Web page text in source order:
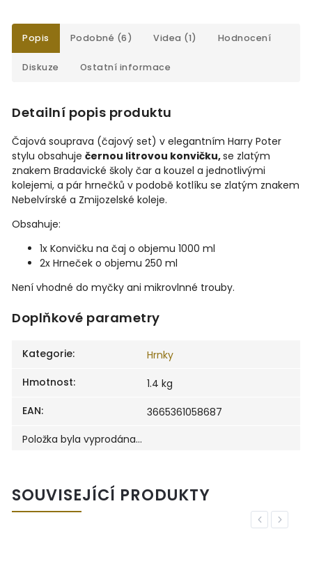
Popis Podobné (6) Videa (1) Hodnocení
Diskuze Ostatní informace
Detailní popis produktu
Čajová souprava (čajový set) v elegantním Harry Poter
stylu obsahuje černou litrovou konvičku,se zlatým
znakem Bradavické školy čar a kouzel a jednotlivými
kolejemi, a pár hrnečků v podobě kotlíku se zlatým znakem
Nebelvírské a Zmijozelské koleje.
Obsahuje:
1x Konvičku na čaj o objemu 1000 ml
2x Hrneček o objemu 250 ml
Není vhodné do myčky ani mikrovlnné trouby.
Doplňkové parametry
Kategorie:
Hrnky
Hmotnost:
1.4 kg
EAN:
3665361058687
Položka byla vyprodána…
SOUVISEJÍCÍ PRODUKTY
Previous
Next